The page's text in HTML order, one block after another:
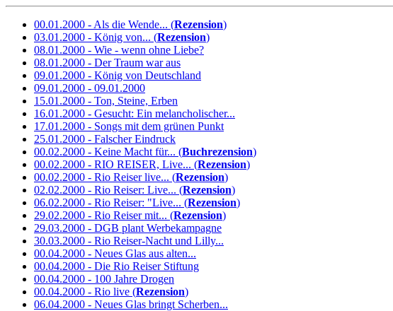
00.01.2000 - Als die Wende... (Rezension)
03.01.2000 - König von... (Rezension)
08.01.2000 - Wie - wenn ohne Liebe?
08.01.2000 - Der Traum war aus
09.01.2000 - König von Deutschland
09.01.2000 - 09.01.2000
15.01.2000 - Ton, Steine, Erben
16.01.2000 - Gesucht: Ein melancholischer...
17.01.2000 - Songs mit dem grünen Punkt
25.01.2000 - Falscher Eindruck
00.02.2000 - Keine Macht für... (Buchrezension)
00.02.2000 - RIO REISER, Live... (Rezension)
00.02.2000 - Rio Reiser live... (Rezension)
02.02.2000 - Rio Reiser: Live... (Rezension)
06.02.2000 - Rio Reiser: "Live... (Rezension)
29.02.2000 - Rio Reiser mit... (Rezension)
29.03.2000 - DGB plant Werbekampagne
30.03.2000 - Rio Reiser-Nacht und Lilly...
00.04.2000 - Neues Glas aus alten...
00.04.2000 - Die Rio Reiser Stiftung
00.04.2000 - 100 Jahre Drogen
00.04.2000 - Rio live (Rezension)
06.04.2000 - Neues Glas bringt Scherben...